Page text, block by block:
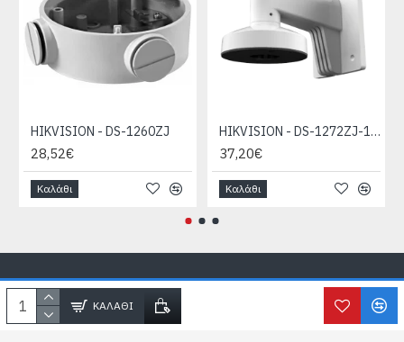
ΚΑΛΆΘΙ
HIKVISION - DS-1260ZJ
28,52€
Καλάθι
HIKVISION - DS-1272ZJ-110-TRS
37,20€
Καλάθι
Copyright © SecureLife.gr2026, All Rights Reserved